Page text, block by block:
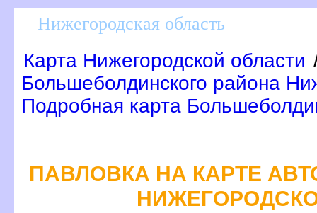
Нижегородская область
Карта Нижегородской области
Большеболдинского района
Подробная карта
ПАВЛОВКА НА КАРТЕ